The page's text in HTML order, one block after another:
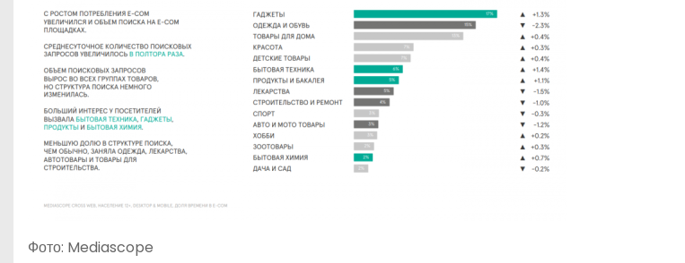
Фото: Mediascope